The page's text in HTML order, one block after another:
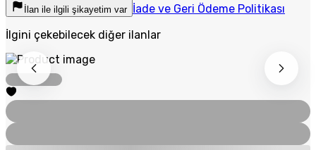
İlan ile ilgili şikayetim var İade ve Geri Ödeme Politikası
İlgini çekebilecek diğer ilanlar